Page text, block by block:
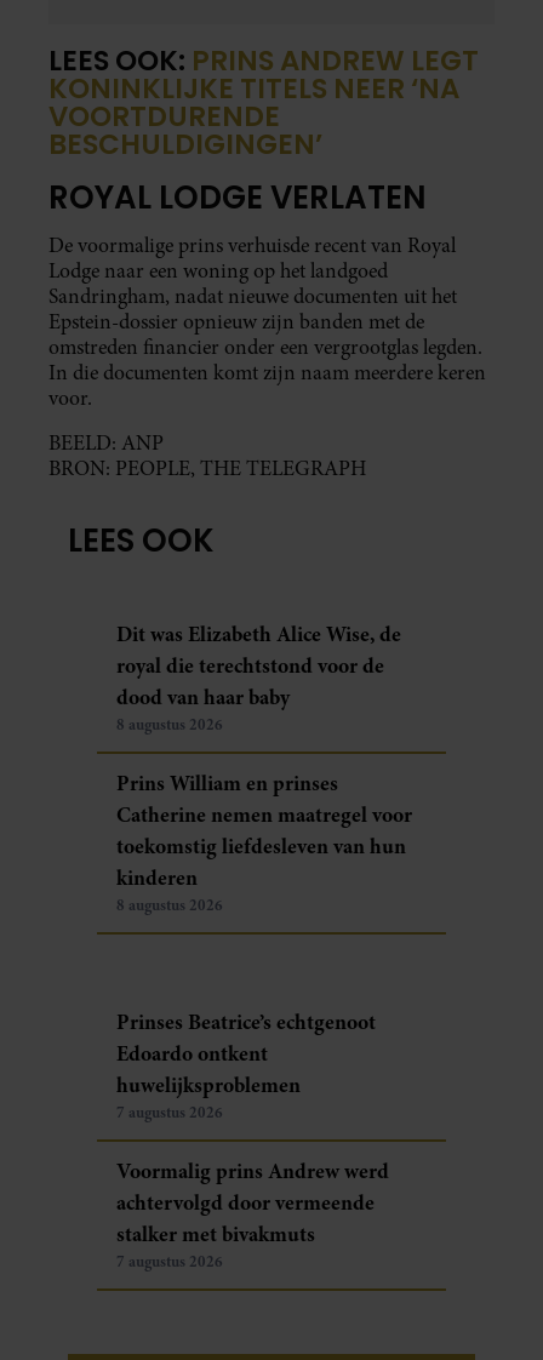
LEES OOK: PRINS ANDREW LEGT
KONINKLIJKE TITELS NEER ‘NA
VOORTDURENDE
BESCHULDIGINGEN’
ROYAL LODGE VERLATEN
De voormalige prins verhuisde recent van Royal
Lodge naar een woning op het landgoed
Sandringham, nadat nieuwe documenten uit het
Epstein-dossier opnieuw zijn banden met de
omstreden financier onder een vergrootglas legden.
In die documenten komt zijn naam meerdere keren
voor.
BEELD: ANP
BRON: PEOPLE, THE TELEGRAPH
LEES OOK
Dit was Elizabeth Alice Wise, de
royal die terechtstond voor de
dood van haar baby
8 augustus 2026
Prins William en prinses
Catherine nemen maatregel voor
toekomstig liefdesleven van hun
kinderen
8 augustus 2026
Prinses Beatrice’s echtgenoot
Edoardo ontkent
huwelijksproblemen
7 augustus 2026
Voormalig prins Andrew werd
achtervolgd door vermeende
stalker met bivakmuts
7 augustus 2026